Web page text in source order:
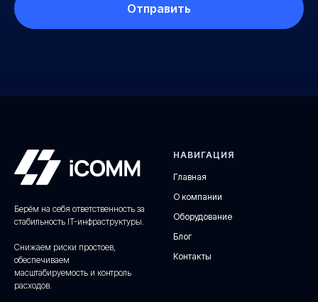
Отправить
Берём на себя ответственность за
стабильность IT-инфраструктуры.
Снижаем риски простоев,
обеспечиваем
масштабируемость и контроль
расходов.
НАВИГАЦИЯ
Главная
О компании
Оборудование
Блог
Контакты